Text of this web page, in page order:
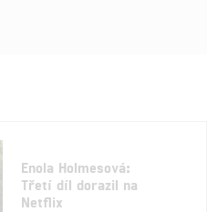
Enola Holmesová:
Třetí díl dorazil na
Netflix